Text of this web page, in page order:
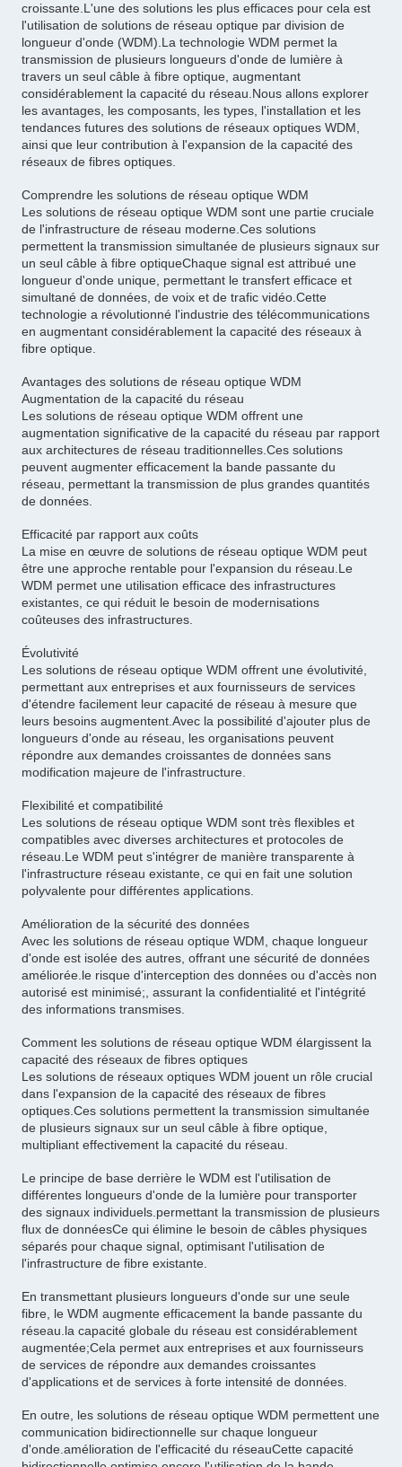
croissante.L'une des solutions les plus efficaces pour cela est
l'utilisation de solutions de réseau optique par division de
longueur d'onde (WDM).La technologie WDM permet la
transmission de plusieurs longueurs d'onde de lumière à
travers un seul câble à fibre optique, augmentant
considérablement la capacité du réseau.Nous allons explorer
les avantages, les composants, les types, l'installation et les
tendances futures des solutions de réseaux optiques WDM,
ainsi que leur contribution à l'expansion de la capacité des
réseaux de fibres optiques.
Comprendre les solutions de réseau optique WDM
Les solutions de réseau optique WDM sont une partie cruciale
de l'infrastructure de réseau moderne.Ces solutions
permettent la transmission simultanée de plusieurs signaux sur
un seul câble à fibre optiqueChaque signal est attribué une
longueur d'onde unique, permettant le transfert efficace et
simultané de données, de voix et de trafic vidéo.Cette
technologie a révolutionné l'industrie des télécommunications
en augmentant considérablement la capacité des réseaux à
fibre optique.
Avantages des solutions de réseau optique WDM
Augmentation de la capacité du réseau
Les solutions de réseau optique WDM offrent une
augmentation significative de la capacité du réseau par rapport
aux architectures de réseau traditionnelles.Ces solutions
peuvent augmenter efficacement la bande passante du
réseau, permettant la transmission de plus grandes quantités
de données.
Efficacité par rapport aux coûts
La mise en œuvre de solutions de réseau optique WDM peut
être une approche rentable pour l'expansion du réseau.Le
WDM permet une utilisation efficace des infrastructures
existantes, ce qui réduit le besoin de modernisations
coûteuses des infrastructures.
Évolutivité
Les solutions de réseau optique WDM offrent une évolutivité,
permettant aux entreprises et aux fournisseurs de services
d'étendre facilement leur capacité de réseau à mesure que
leurs besoins augmentent.Avec la possibilité d'ajouter plus de
longueurs d'onde au réseau, les organisations peuvent
répondre aux demandes croissantes de données sans
modification majeure de l'infrastructure.
Flexibilité et compatibilité
Les solutions de réseau optique WDM sont très flexibles et
compatibles avec diverses architectures et protocoles de
réseau.Le WDM peut s'intégrer de manière transparente à
l'infrastructure réseau existante, ce qui en fait une solution
polyvalente pour différentes applications.
Amélioration de la sécurité des données
Avec les solutions de réseau optique WDM, chaque longueur
d'onde est isolée des autres, offrant une sécurité de données
améliorée.le risque d'interception des données ou d'accès non
autorisé est minimisé;, assurant la confidentialité et l'intégrité
des informations transmises.
Comment les solutions de réseau optique WDM élargissent la
capacité des réseaux de fibres optiques
Les solutions de réseaux optiques WDM jouent un rôle crucial
dans l'expansion de la capacité des réseaux de fibres
optiques.Ces solutions permettent la transmission simultanée
de plusieurs signaux sur un seul câble à fibre optique,
multipliant effectivement la capacité du réseau.
Le principe de base derrière le WDM est l'utilisation de
différentes longueurs d'onde de la lumière pour transporter
des signaux individuels.permettant la transmission de plusieurs
flux de donnéesCe qui élimine le besoin de câbles physiques
séparés pour chaque signal, optimisant l'utilisation de
l'infrastructure de fibre existante.
En transmettant plusieurs longueurs d'onde sur une seule
fibre, le WDM augmente efficacement la bande passante du
réseau.la capacité globale du réseau est considérablement
augmentée;Cela permet aux entreprises et aux fournisseurs
de services de répondre aux demandes croissantes
d'applications et de services à forte intensité de données.
En outre, les solutions de réseau optique WDM permettent une
communication bidirectionnelle sur chaque longueur
d'onde.amélioration de l'efficacité du réseauCette capacité